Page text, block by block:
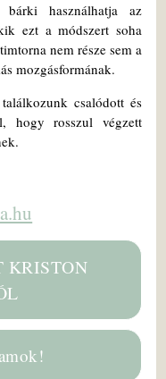
bárki használhatja az
ezt a módszert soha
nem része sem a
mozgásformának.
csalódott és
hogy rosszul végzett
KRISTON